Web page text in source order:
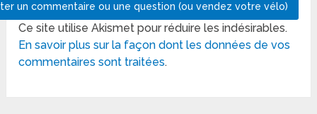
Ce site utilise Akismet pour réduire les indésirables.
En savoir plus sur la façon dont les données de vos
commentaires sont traitées.